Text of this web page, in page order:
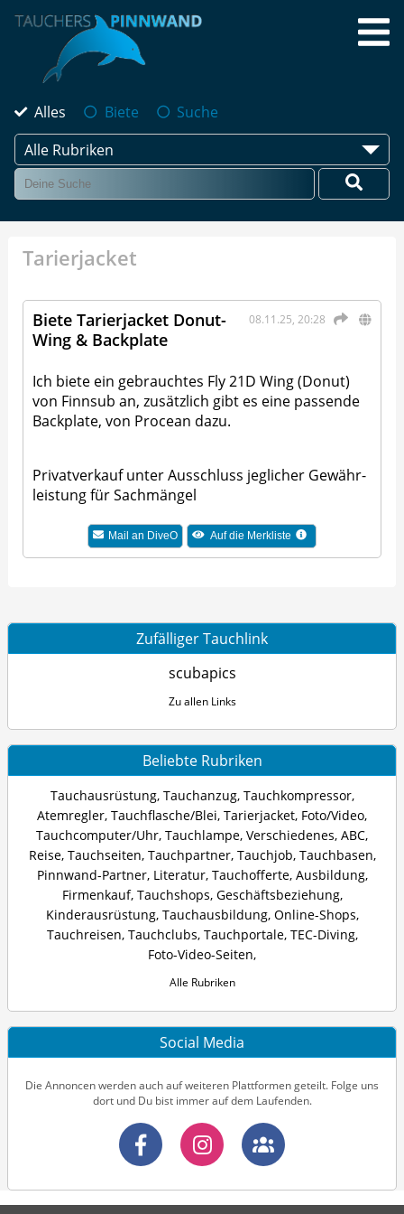
Alles Biete
Suche
Alle Rubriken
Tarierjacket
08.11.25, 20:28
Biete Tarierjacket Donut-
Wing & Backplate
Ich biete ein gebrauchtes Fly 21D Wing (Donut)
von Finnsub an, zusätzlich gibt es eine passende
Backplate, von Procean dazu.
Privatverkauf unter Ausschluss jeglicher Gewähr­
leistung für Sachmängel
Mail an DiveO Auf die Merkliste
Zufälliger Tauchlink
scubapics
Zu allen Links
Beliebte Rubriken
Tauchausrüstung, Tauchanzug, Tauchkompressor,
Atemregler, Tauchflasche/Blei, Tarierjacket, Foto/Video,
Tauchcomputer/Uhr, Tauchlampe, Verschiedenes, ABC,
Reise, Tauchseiten, Tauchpartner, Tauchjob, Tauchbasen,
Pinnwand-Partner, Literatur, Tauchofferte, Ausbildung,
Firmenkauf, Tauchshops, Geschäftsbeziehung,
Kinderausrüstung, Tauchausbildung, Online-Shops,
Tauchreisen, Tauchclubs, Tauchportale, TEC-Diving,
Foto-Video-Seiten,
Alle Rubriken
Social Media
Die Annoncen werden auch auf weiteren Plattformen geteilt. Folge uns
dort und Du bist immer auf dem Laufenden.